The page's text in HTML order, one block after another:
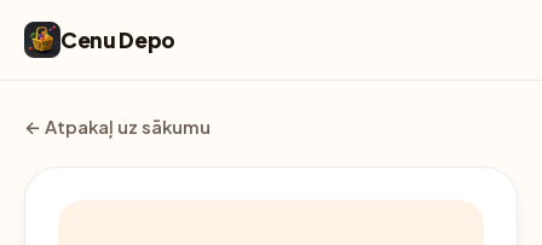
Cenu Depo
← Atpakaļ uz sākumu